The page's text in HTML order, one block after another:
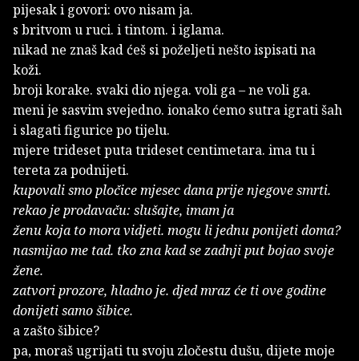
pijesak i govori: ovo nisam ja.
s britvom u ruci. i tintom. i iglama.
nikad ne znaš kad ćeš si poželjeti nešto ispisati na
koži.
broji korake. svaki dio njega. voli ga – ne voli ga.
meni je sasvim svejedno. ionako ćemo sutra igrati šah
i slagati figurice po tijelu.
mjere trideset puta trideset centimetara. ima tu i
tereta za podnijeti.
kupovali smo pločice mjesec dana prije njegove smrti.
rekao je prodavaču: slušajte, imam ja
ženu koja to mora vidjeti. mogu li jednu ponijeti doma?
nasmijao me tad. tko zna kad se zadnji put bojao svoje
žene.
zatvori prozore, hladno je. djed mraz će ti ove godine
donijeti samo šibice.
a zašto šibice?
pa, moraš ugrijati tu svoju zločestu dušu, dijete moje